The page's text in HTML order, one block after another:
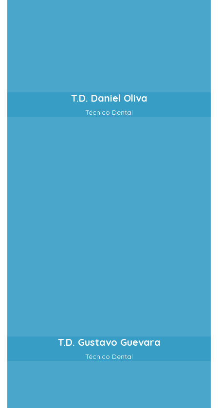
T.D. Daniel Oliva
Técnico Dental
T.D. Gustavo Guevara
Técnico Dental